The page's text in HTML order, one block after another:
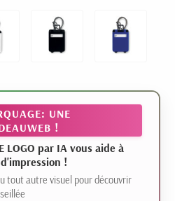
UNE
!
LOGO par IA vous aide à
!
tout autre visuel pour découvrir